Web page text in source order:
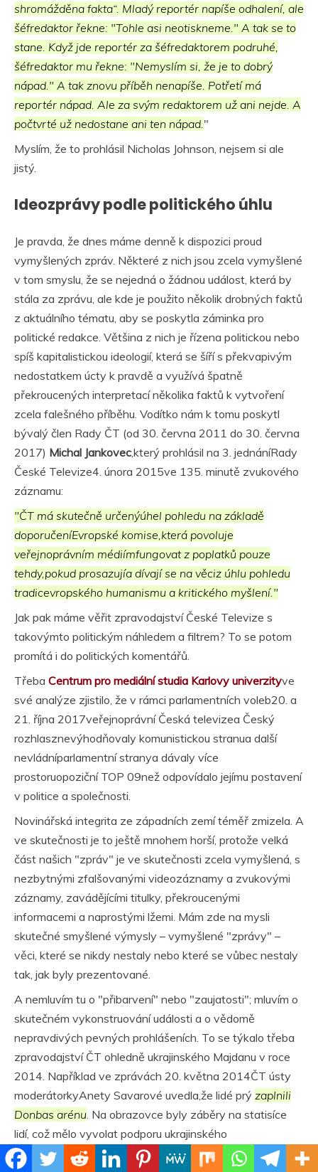
shromážděna fakta“. Mladý reportér napíše odhalení, ale
šéfredaktor řekne: "Tohle asi neotiskneme." A tak se to
stane. Když jde reportér za šéfredaktorem podruhé,
šéfredaktor mu řekne: "Nemyslím si, že je to dobrý
nápad." A tak znovu příběh nenapíše. Potřetí má
reportér nápad. Ale za svým redaktorem už ani nejde. A
počtvrté už nedostane ani ten nápad. "
Myslím, že to prohlásil Nicholas Johnson, nejsem si ale
jistý.
Ideozprávy podle politického úhlu
Je pravda, že dnes máme denně k dispozici proud
vymyšlených zpráv. Některé z nich jsou zcela vymyšlené
v tom smyslu, že se nejedná o žádnou událost, která by
stála za zprávu, ale kde je použito několik drobných faktů
z aktuálního tématu, aby se poskytla záminka pro
politické redakce. Většina z nich je řízena politickou nebo
spíš kapitalistickou ideologií, která se šíří s překvapivým
nedostatkem úcty k pravdě a využívá špatně
překroucených interpretací několika faktů k vytvoření
zcela falešného příběhu. Vodítko nám k tomu poskytl
bývalý člen Rady ČT (od 30. června 2011 do 30. června
2017) Michal Jankovec,který prohlásil na 3. jednáníRady
České Televize4. února 2015ve 135. minutě zvukového
záznamu:
"ČT má skutečně určenýúhel pohledu na základě
doporučeníEvropské komise,která povoluje
veřejnoprávním médiímfungovat z poplatků pouze
tehdy,pokud prosazujía dívají se na věciz úhlu pohledu
tradicevropského humanismu a kritického myšlení."
Jak pak máme věřit zpravodajství České Televize s
takovýmto politickým náhledem a filtrem? To se potom
promítá i do politických komentářů.
Třeba Centrum pro mediální studia Karlovy univerzityve
své analýze zjistilo, že v rámci parlamentních voleb20. a
21. října 2017veřejnoprávní Česká televizea Český
rozhlasznevýhodňovaly komunistickou stranua další
nevládníparlamentní stranya dávaly více
prostoruopoziční TOP 09než odpovídalo jejímu postavení
v politice a společnosti.
Novinářská integrita ze západních zemí téměř zmizela. A
ve skutečnosti je to ještě mnohem horší, protože velká
část našich "zpráv" je ve skutečnosti zcela vymyšlená, s
nezbytnými zfalšovanými videozáznamy a zvukovými
záznamy, zavádějícími titulky, překroucenými
informacemi a naprostými lžemi. Mám zde na mysli
skutečné smyšlené výmysly – vymyšlené "zprávy" –
věci, které se nikdy nestaly nebo které se vůbec nestaly
tak, jak byly prezentované.
A nemluvím tu o "přibarvení" nebo "zaujatosti"; mluvím o
skutečném vykonstruování události a o vědomě
nepravdivých pevných prohlášeních. To se týkalo třeba
zpravodajství ČT ohledně ukrajinského Majdanu v roce
2014. Například ve zprávách 20. května 2014ČT ústy
moderátorkyAnety Savarové uvedla,že lidé prý zaplnili
Donbas arénu. Na obrazovce byly záběry na statisíce
lidí, což mělo vyvolat podporu ukrajinského
režimu.Originální záběry ukázaly, že tam bylo jen pár